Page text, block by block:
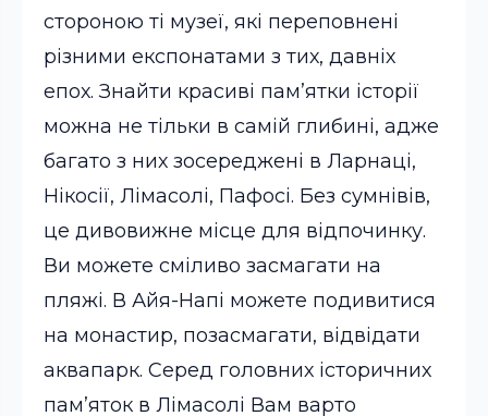
стороною ті музеї, які переповнені
різними експонатами з тих, давніх
епох. Знайти красиві пам’ятки історії
можна не тільки в самій глибині, адже
багато з них зосереджені в Ларнаці,
Нікосії, Лімасолі, Пафосі. Без сумнівів,
це дивовижне місце для відпочинку.
Ви можете сміливо засмагати на
пляжі. В Айя-Напі можете подивитися
на монастир, позасмагати, відвідати
аквапарк. Серед головних історичних
пам’яток в Лімасолі Вам варто